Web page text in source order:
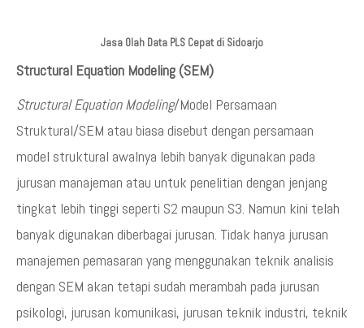
Jasa Olah Data PLS Cepat di Sidoarjo
Structural Equation Modeling (SEM)
Structural Equation Modeling/Model Persamaan
Struktural/SEM atau biasa disebut dengan persamaan
model struktural awalnya lebih banyak digunakan pada
jurusan manajeman atau untuk penelitian dengan jenjang
tingkat lebih tinggi seperti S2 maupun S3. Namun kini telah
banyak digunakan diberbagai jurusan. Tidak hanya jurusan
manajemen pemasaran yang menggunakan teknik analisis
dengan SEM akan tetapi sudah merambah pada jurusan
psikologi, jurusan komunikasi, jurusan teknik industri, teknik